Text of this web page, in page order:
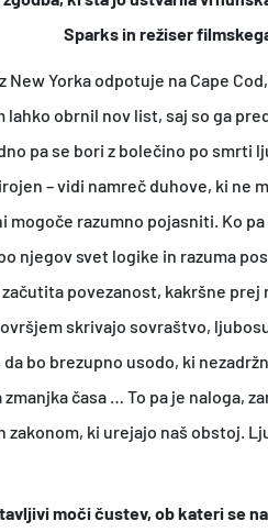
Sparks in režiser
New Yorka odpotuje na Cape
lahko obrnil nov list, saj so ga
pa se bori z bolečino po smrti
– vidi namreč duhove, ki ne
mogoče razumno pojasniti. Ko
njegov svet logike in razuma
povezanost, kakršne prej
skrivajo sovraštvo,
bo brezupno usodo, ki
časa … To pa je naloga,
zakonom, ki urejajo naš obstoj.
moči čustev, ob kateri se